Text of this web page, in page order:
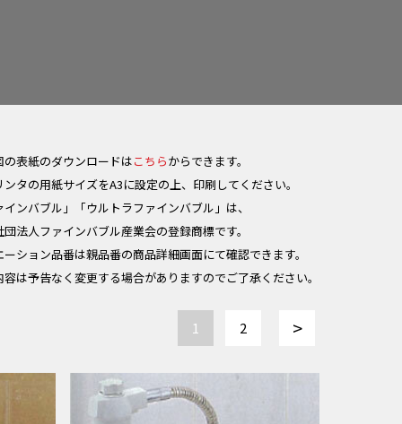
の表紙のダウンロードはこちらからできます。
タの用紙サイズをA3に設定の上、印刷してください。
ンバブル」「ウルトラファインバブル」は、
団法人ファインバブル産業会の登録商標です。
ション品番は親品番の商品詳細画面にて確認できます。
は予告なく変更する場合がありますのでご了承ください。
1 2 >